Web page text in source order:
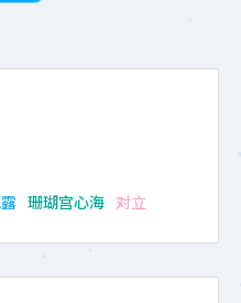
珊瑚宫心海 对立